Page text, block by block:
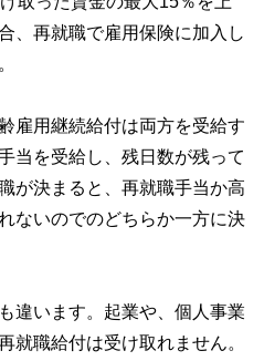
、再就職で雇用保険に加入し
雇用継続給付は両方を受給す
当を受給し、残日数が残って
が決まると、再就職手当か高
ないのでのどちらか一方に決
違います。起業や、個人事業
就職給付は受け取れません。